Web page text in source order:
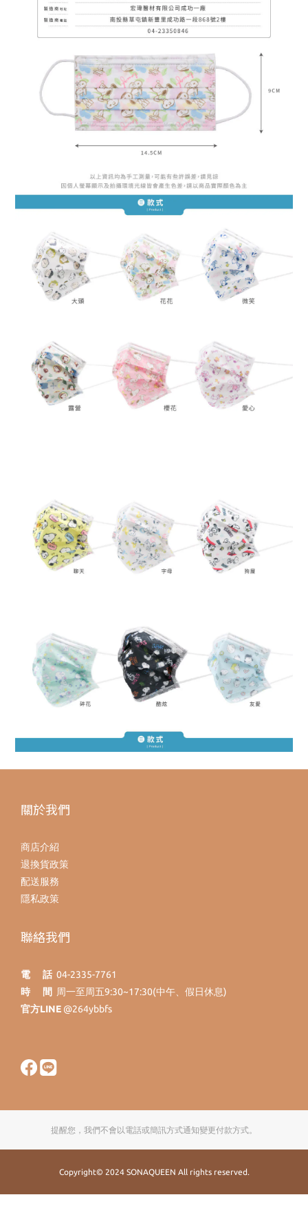
關於我們
商店介紹
退換貨政策
配送服務
隱私政策
聯絡我們
電 話 04-2335-7761
時 間
周一至周五9:30~17:30(中午、假日休息)
官方LINE @264ybbfs
提醒您，我們不會以電話或簡訊方式通知變更付款方式。
Copyright© 2024 SONAQUEEN All rights reserved.